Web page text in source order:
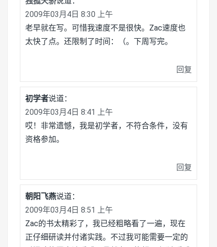
2009年03月4日 8:30 上午
老早就在写。可惜我速度不是很快。Zac速度也
太快了点。还限制了时间：（。下周写完。
回复
初学者说道：
2009年03月4日 8:41 上午
哎！非常遗憾，我是初学者，不符合条件，没有
资格参加。
回复
朝阳飞燕说道：
2009年03月4日 8:51 上午
Zac的书太精彩了，我已经粗略看了一遍，现在
正仔细研读并付诸实践。不过我可能需要一定的